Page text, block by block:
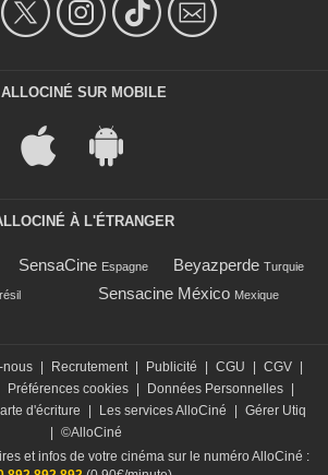
ALLOCINÉ SUR MOBILE
À L'ÉTRANGER
SensaCine Espagne Beyazperde Turquie
Sensacine México Mexique
nous Recrutement Publicité CGU CGV
Préférences cookies Données Personnelles
d'écriture Les services AlloCiné
Gérer Utiq
©AlloCiné
et infos de votre cinéma sur le numéro AlloCiné :